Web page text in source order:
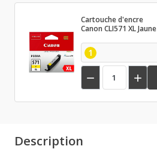
Cartouche d'encre
Canon CLI571 XL Jaune
1
 
Description